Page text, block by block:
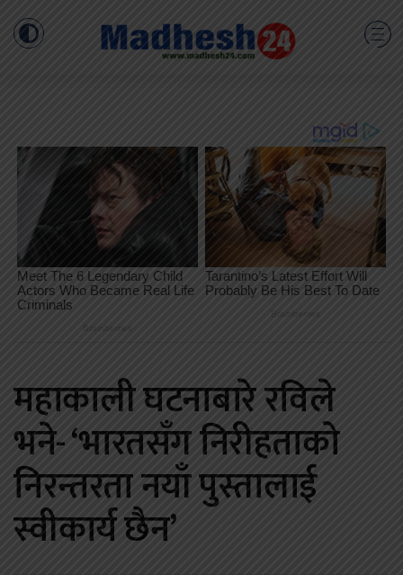
महाकाली घटनाबारे रविले
भने- ‘भारतसँग निरीहताको
निरन्तरता नयाँ पुस्तालाई
स्वीकार्य छैन’